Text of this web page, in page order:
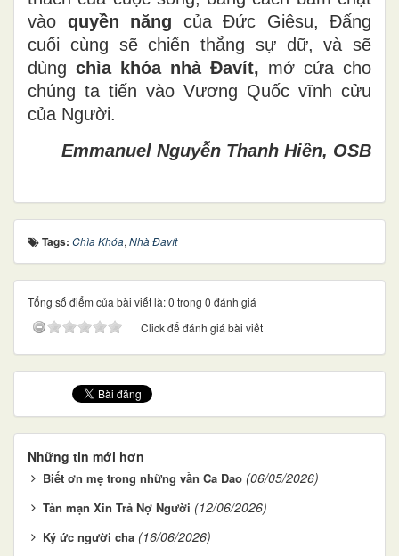
vào quyền năng của Đức Giêsu, Đấng
cuối cùng sẽ chiến thắng sự dữ, và sẽ
dùng chìa khóa nhà Đavít, mở cửa cho
chúng ta tiến vào Vương Quốc vĩnh cửu
của Người.
Emmanuel Nguyễn Thanh Hiền, OSB
Tags: Chìa Khóa, Nhà Đavít
Tổng số điểm của bài viết là: 0 trong 0 đánh giá
Click để đánh giá bài viết
Những tin mới hơn
Biết ơn mẹ trong những vần Ca Dao (06/05/2026)
Tản mạn Xin Trả Nợ Người (12/06/2026)
Ký ức người cha (16/06/2026)